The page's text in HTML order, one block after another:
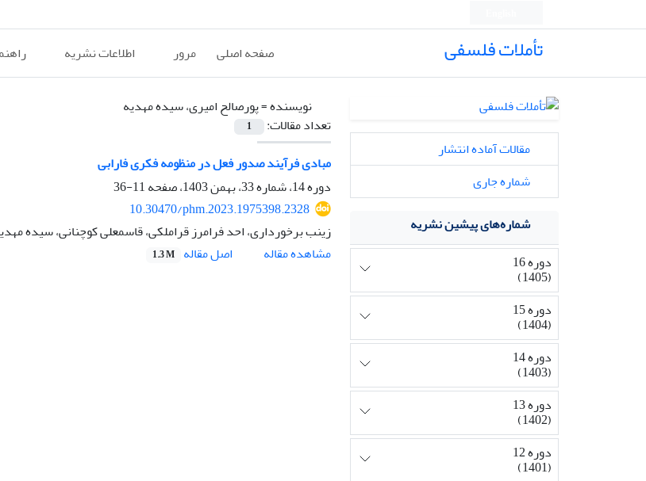
تأملات فلسفی صفحه اصلی مرور اطلاعات نشریه
نویسنده =پورصالح امیری، سیده مهدیه
تعداد مقالات:
1
مبادی فرآیند صدور فعل در منظومه فکری فارابی
دوره 14، شماره 33، بهمن 1403، صفحه
11-36
10.30470/phm.2023.1975398.2328
زینب برخورداری، احد فرامرز قراملکی، قاسمعلی کوچنانی، سیده
مشاهده مقاله
اصل مقاله 1.3 M
مقالات آماده انتشار
شماره جاری
شماره‌های پیشین نشریه
دوره 16
(1405)
دوره 15
(1404)
دوره 14
(1403)
دوره 13
(1402)
دوره 12
(1401)